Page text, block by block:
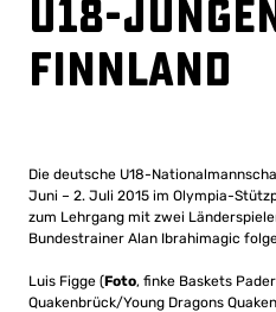
U18-
Finnland
Die deutsche U18-
Juni – 2. Juli 2015 im Olympia-
zum Lehrgang mit zwei
Bundestrainer Alan Ibrahimagic
Luis Figge (Foto, finke Baskets
Quakenbrück/Young Dragons